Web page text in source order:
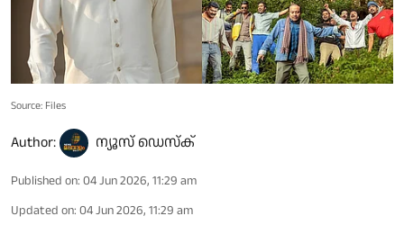
Source: Files
Author: ന്യൂസ് ഡെസ്ക്
Published on: 04 Jun 2026, 11:29 am
Updated on: 04 Jun 2026, 11:29 am